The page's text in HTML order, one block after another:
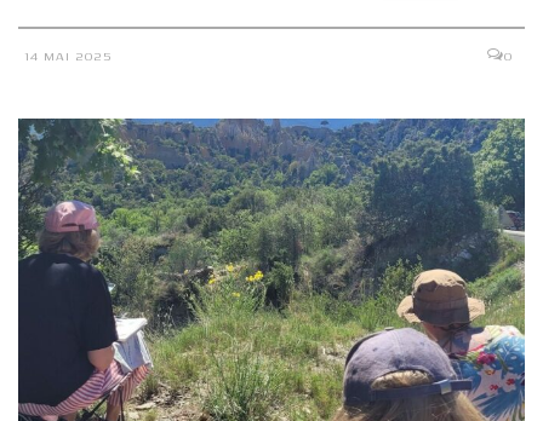
14 MAI 2025 0